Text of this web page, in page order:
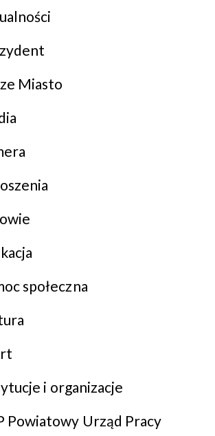
Miasto
społeczna
i organizacje
Powiatowy Urząd Pracy